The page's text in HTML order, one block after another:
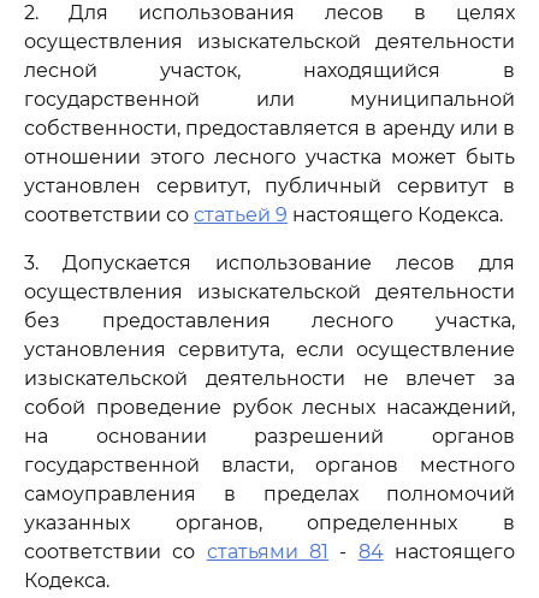
2. Для использования лесов в целях
осуществления изыскательской деятельности
лесной участок, находящийся в
государственной или муниципальной
собственности, предоставляется в аренду или в
отношении этого лесного участка может быть
установлен сервитут, публичный сервитут в
соответствии со статьей 9 настоящего Кодекса.
3. Допускается использование лесов для
осуществления изыскательской деятельности
без предоставления лесного участка,
установления сервитута, если осуществление
изыскательской деятельности не влечет за
собой проведение рубок лесных насаждений,
на основании разрешений органов
государственной власти, органов местного
самоуправления в пределах полномочий
указанных органов, определенных в
соответствии со статьями 81 - 84настоящего
Кодекса.